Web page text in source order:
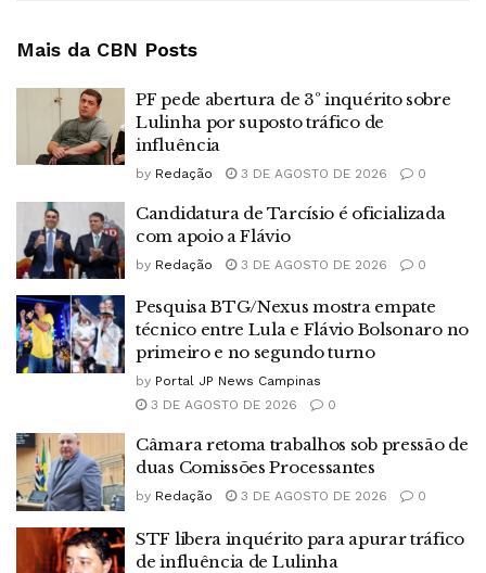
Mais da CBN Posts
PF pede abertura de 3º inquérito sobre
Lulinha por suposto tráfico de
influência
by Redação 3 DE AGOSTO DE 2026 0
Candidatura de Tarcísio é oficializada
com apoio a Flávio
by Redação 3 DE AGOSTO DE 2026 0
Pesquisa BTG/Nexus mostra empate
técnico entre Lula e Flávio Bolsonaro no
primeiro e no segundo turno
by Portal JP News Campinas
3 DE AGOSTO DE 2026
0
Câmara retoma trabalhos sob pressão de
duas Comissões Processantes
by Redação 3 DE AGOSTO DE 2026 0
STF libera inquérito para apurar tráfico
de influência de Lulinha